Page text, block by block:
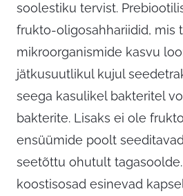
soolestiku tervist.
frukto-oligosahhariidid, mis
mikroorganismide kasvu
jätkusuutlikul kujul
seega kasulikel bakteritel
bakterite. Lisaks ei ole
ensüümide poolt
seetõttu ohutult
koostisosad esinevad